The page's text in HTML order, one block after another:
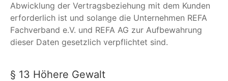
Abwicklung der Vertragsbeziehung mit dem Kunden
erforderlich ist und solange die Unternehmen REFA
Fachverband e.V. und REFA AG zur Aufbewahrung
dieser Daten gesetzlich verpflichtet sind.
§ 13 Höhere Gewalt